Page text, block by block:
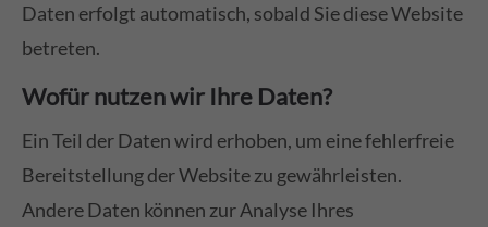
Daten erfolgt automatisch, sobald Sie diese Website
betreten.
Wofür nutzen wir Ihre Daten?
Ein Teil der Daten wird erhoben, um eine fehlerfreie
Bereitstellung der Website zu gewährleisten.
Andere Daten können zur Analyse Ihres